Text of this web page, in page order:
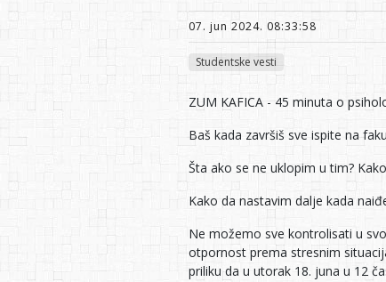
07. jun 2024. 08:33:58
Studentske vesti
ZUM KAFICA - 45 minuta o
Baš kada završiš sve ispite na
Šta ako se ne uklopim u tim?
Kako da nastavim dalje kada
Ne možemo sve kontrolisati u
otpornost prema stresnim
priliku da u utorak 18. juna u 12